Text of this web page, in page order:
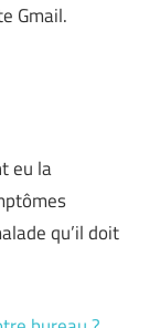
Gmail.
eu la
qu’il doit